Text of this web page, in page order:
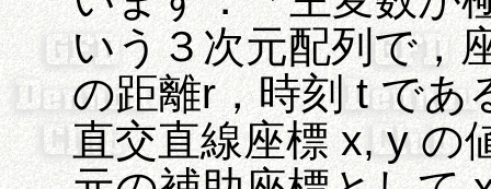
いう３次元配列で，
の距離r，時刻 t であ
直交直線座標 x, y の